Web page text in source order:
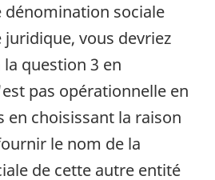
dénomination sociale
vous devriez
question 3 en
pas opérationnelle en
en choisissant la raison
le nom de la
de cette autre entité